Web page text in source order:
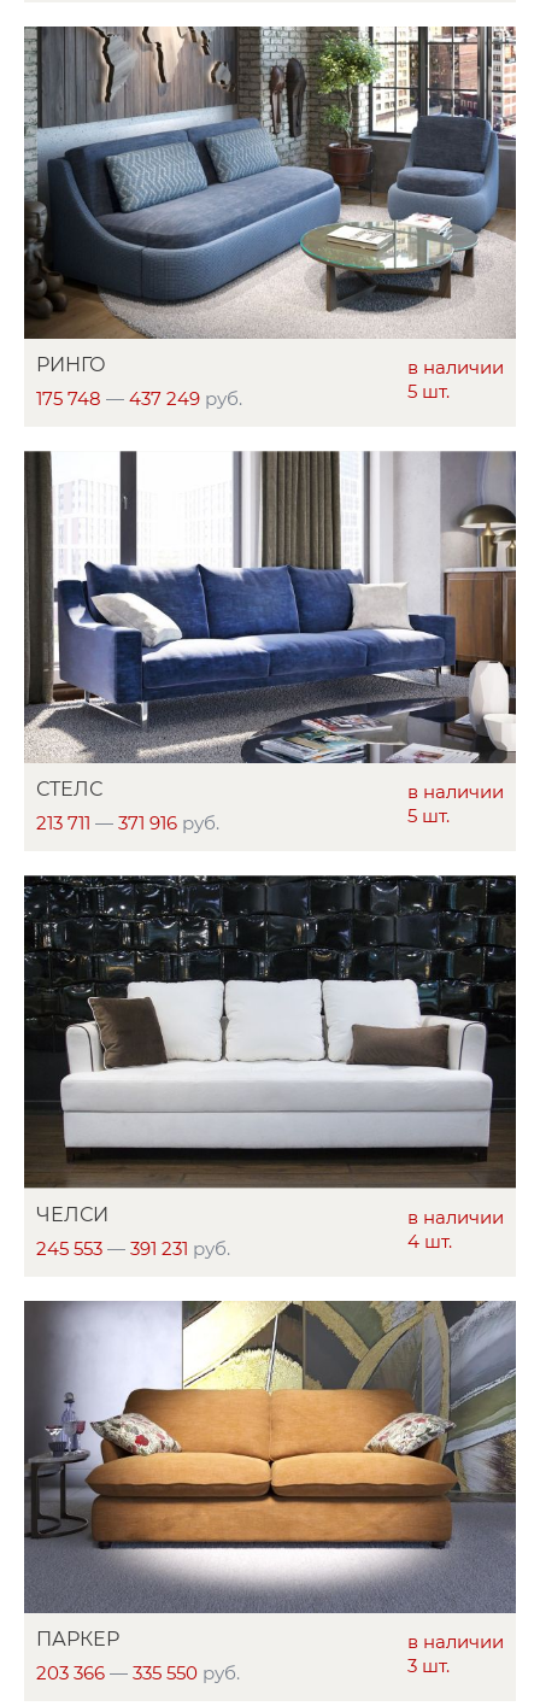
в наличии
5 шт.
РИНГО
175 748 — 437 249 руб.
в наличии
5 шт.
СТЕЛС
213 711 — 371 916 руб.
в наличии
4 шт.
ЧЕЛСИ
245 553 — 391 231 руб.
в наличии
3 шт.
ПАРКЕР
203 366 — 335 550 руб.